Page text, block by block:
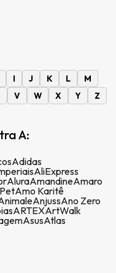
I J K L
M
V W X Y Z
A:
Adidas
AliExpress
AluraAmandineAmaro
Amo Karitê
AnjussAno Zero
ARTEXArtWalk
AsusAtlas